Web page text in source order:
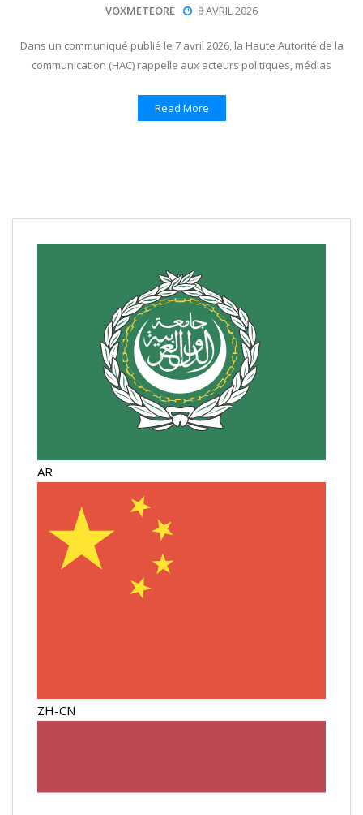
VOXMETEORE 8 AVRIL 2026
Dans un communiqué publié le 7 avril 2026, la Haute Autorité de la
communication (HAC) rappelle aux acteurs politiques, médias
Read More
AR
ZH-CN